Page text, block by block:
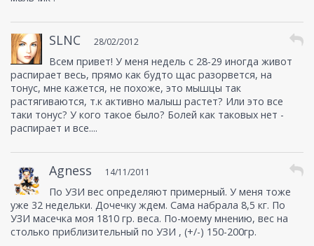
SLNC 28/02/2012
Всем привет! У меня недель с 28-29 иногда живот
распирает весь, прямо как будто щас разорвется, на
тонус, мне кажется, не похоже, это мышцы так
растягиваются, т.к активно малыш растет? Или это все
таки тонус? У кого такое было? Болей как таковых нет -
распирает и все....
Agness 14/11/2011
По УЗИ вес определяют примерный. У меня тоже
уже 32 недельки. Дочечку ждем. Сама набрала 8,5 кг. По
УЗИ масечка моя 1810 гр. веса. По-моему мнению, вес на
столько приблизительный по УЗИ , (+/-) 150-200гр.